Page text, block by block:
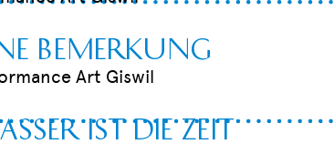
Bemerkung
Art Giswil
ist die Zeit